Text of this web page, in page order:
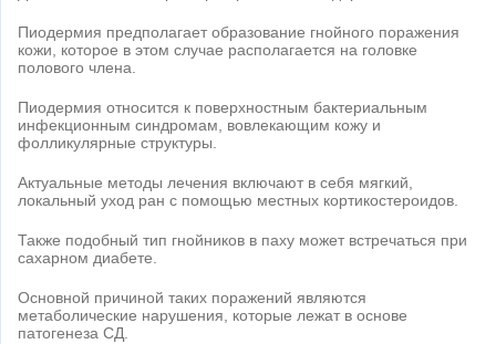
Пиодермия предполагает образование гнойного поражения
кожи, которое в этом случае располагается на головке
полового члена.
Пиодермия относится к поверхностным бактериальным
инфекционным синдромам, вовлекающим кожу и
фолликулярные структуры.
Актуальные методы лечения включают в себя мягкий,
локальный уход ран с помощью местных кортикостероидов.
Также подобный тип гнойников в паху может встречаться при
сахарном диабете.
Основной причиной таких поражений являются
метаболические нарушения, которые лежат в основе
патогенеза СД.